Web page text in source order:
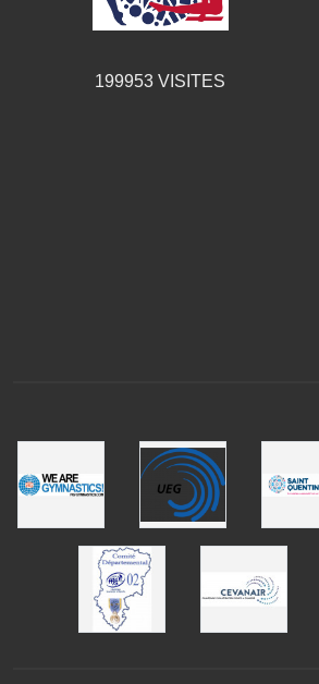
199953 VISITES